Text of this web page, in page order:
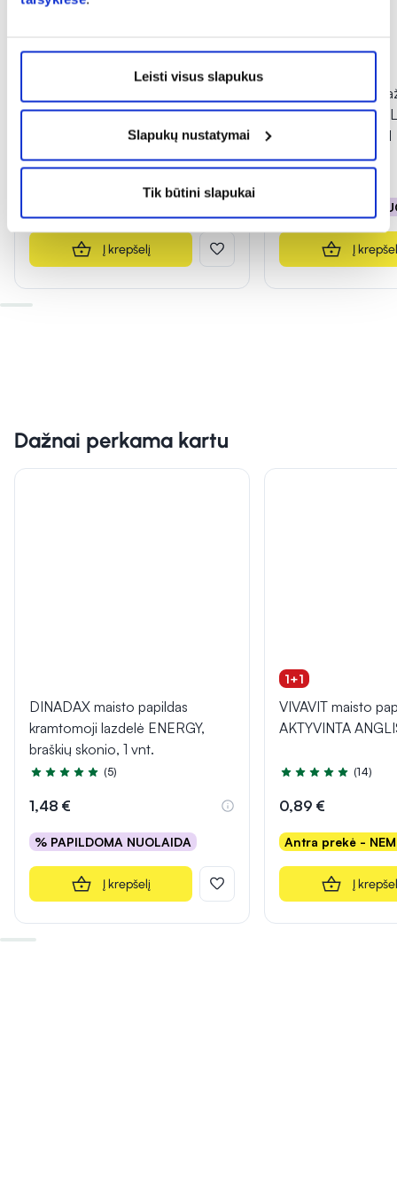
Leisti visus slapukus
Slapukų nustatymai
Tik būtini slapukai
serumas BIO ARGAN, 100 ml
9,49 € 18,99 €
Į krepšelį
BIOCLIN kaukė
plaukams BIO
PROTECT, 100 ml
3,99 € 7,99 €
% PAPILDOMA
Į
Dažnai perkama kartu
DINADAX maisto papildas
kramtomoji lazdelė ENERGY,
braškių skonio, 1 vnt.
Įvertinimas 5.0 iš 5
(5)
1,48 €
% PAPILDOMA NUOLAIDA
Į krepšelį
1+1
VIVAVIT maisto
AKTYVINTA
Įvertinimas 5.0 iš 5
(14)
0,89 €
Antra prekė -
Į